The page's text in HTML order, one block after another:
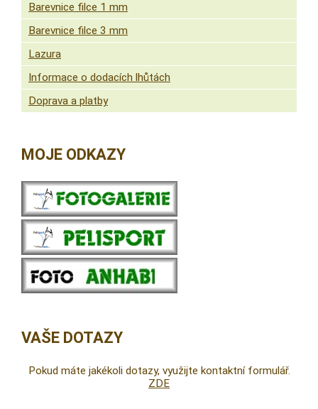
Barevnice filce 1 mm
Barevnice filce 3 mm
Lazura
Informace o dodacích lhůtách
Doprava a platby
MOJE ODKAZY
VAŠE DOTAZY
Pokud máte jakékoli dotazy, využijte kontaktní formulář.
ZDE